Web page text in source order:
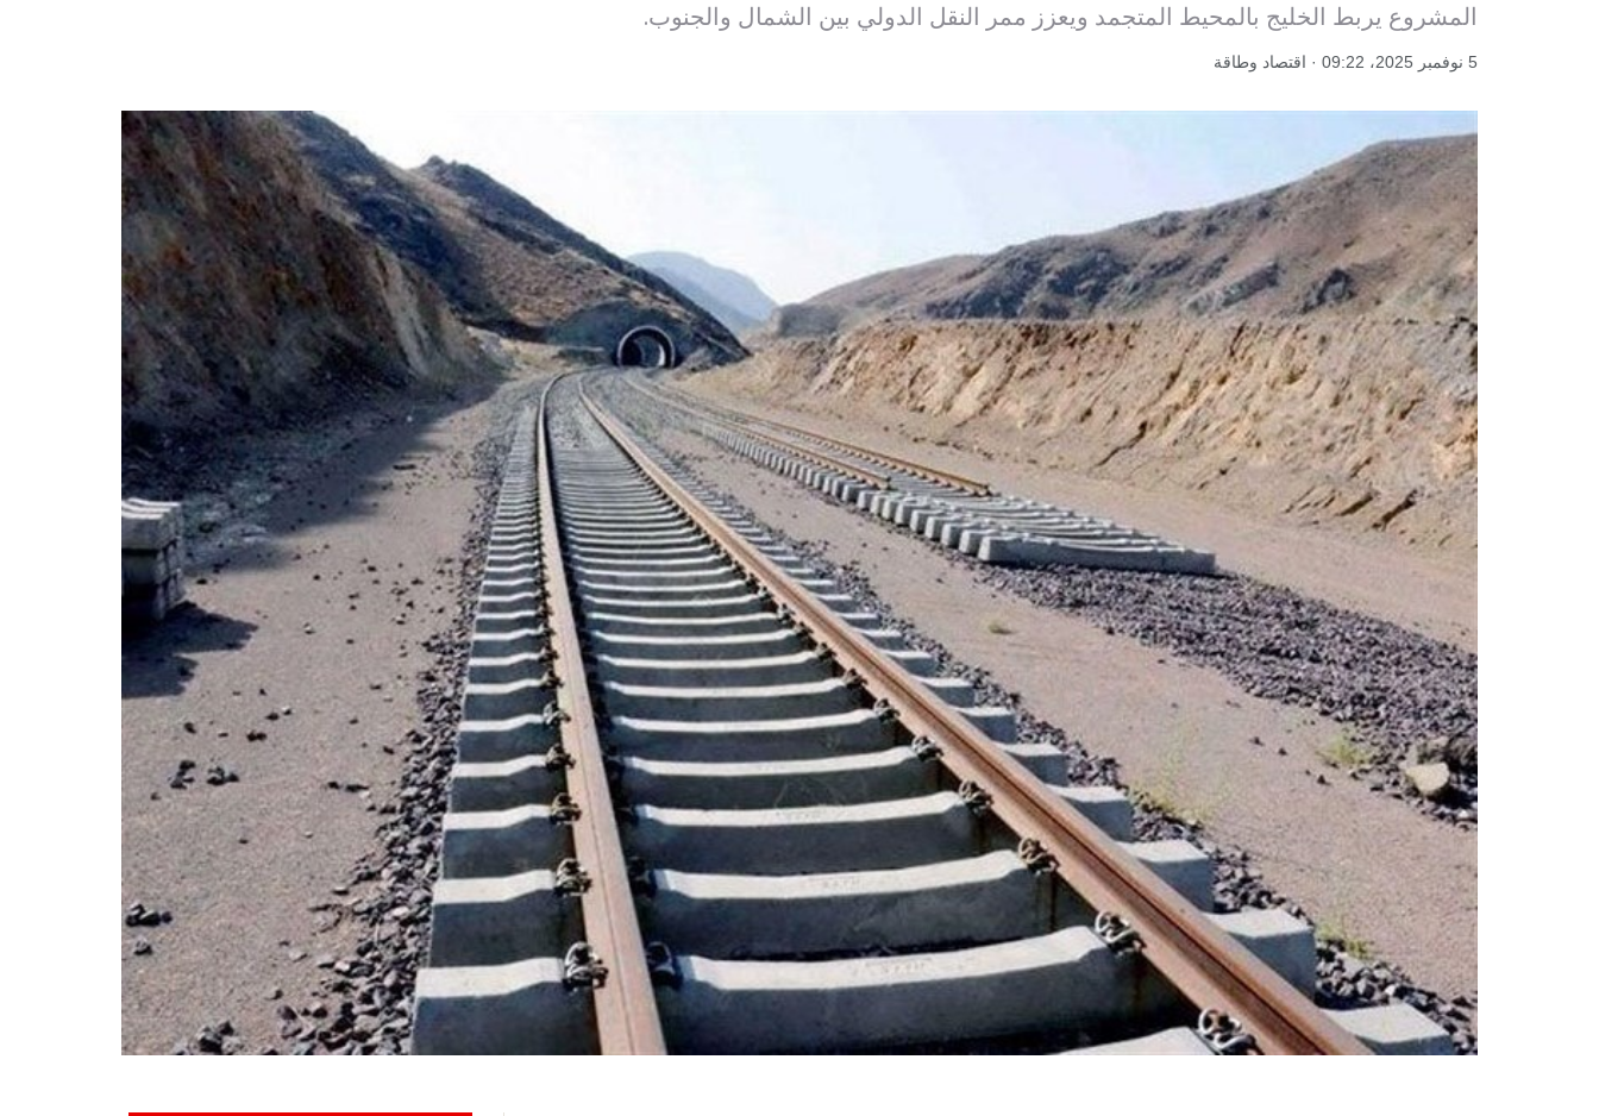
المشروع يربط الخليج بالمحيط المتجمد ويعزز ممر النقل الدولي بين الشمال والجنوب.
5 نوفمبر 2025، 09:22 · اقتصاد وطاقة